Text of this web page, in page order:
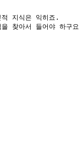
적 지식은 익히죠.
찾아서 들어야 하구요